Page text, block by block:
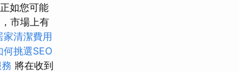
正如您可能
市場上有
家清潔費用
何挑選SEO
將在收到